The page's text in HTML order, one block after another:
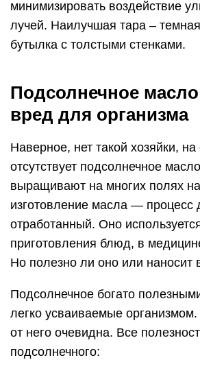
минимизировать воздействие
лучей. Наилучшая тара –
бутылка с толстыми стенками.
Подсолнечное
вред для организма
Наверное, нет такой хозяйки, на
отсутствует подсолнечное
выращивают на многих полях
изготовление масла — процесс
отработанный. Оно
приготовления блюд, в
Но полезно ли оно или наносит
Подсолнечное богато
легко усваиваемые
от него очевидна. Все
подсолнечного: